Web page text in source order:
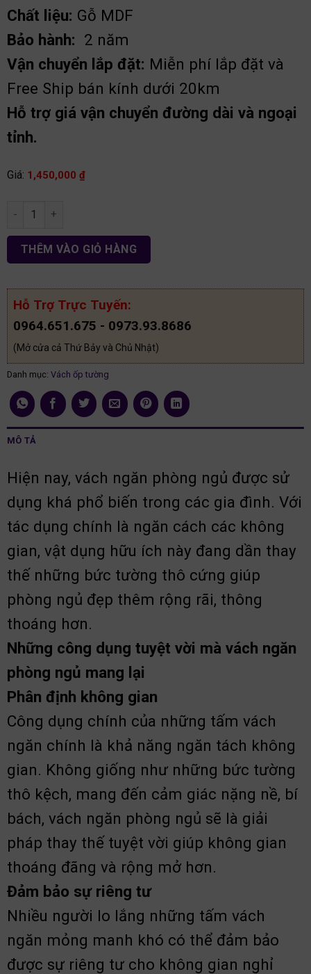
Chất liệu: Gỗ MDF
Bảo hành: 2 năm
Vận chuyển lắp đặt: Miễn phí lắp đặt và
Free Ship bán kính dưới 20km
Hỗ trợ giá vận chuyển đường dài và ngoại
tỉnh.
Giá: 1,450,000 ₫
Vách ốp tường phòng ngủ hiện đại gỗ mdf vnpn06 số lượng
THÊM VÀO GIỎ HÀNG
Hỗ Trợ Trực Tuyến:
0964.651.675 - 0973.93.8686
(Mở cửa cả Thứ Bảy và Chủ Nhật)
Danh mục: Vách ốp tường
MÔ TẢ
Hiện nay, vách ngăn phòng ngủ được sử
dụng khá phổ biến trong các gia đình. Với
tác dụng chính là ngăn cách các không
gian, vật dụng hữu ích này đang dần thay
thế những bức tường thô cứng giúp
phòng ngủ đẹp thêm rộng rãi, thông
thoáng hơn.
Những công dụng tuyệt vời mà vách ngăn
phòng ngủ mang lại
Phân định không gian
Công dụng chính của những tấm vách
ngăn chính là khả năng ngăn tách không
gian. Không giống như những bức tường
thô kệch, mang đến cảm giác nặng nề, bí
bách, vách ngăn phòng ngủ sẽ là giải
pháp thay thế tuyệt vời giúp không gian
thoáng đãng và rộng mở hơn.
Đảm bảo sự riêng tư
Nhiều người lo lắng những tấm vách
ngăn mỏng manh khó có thể đảm bảo
được sự riêng tư cho không gian nghỉ